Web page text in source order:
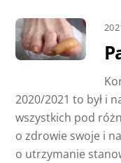
2020/2021 to był i
wszystkich pod
o zdrowie swoje i
o utrzymanie